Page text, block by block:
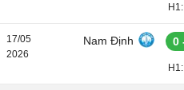
17/05
2026
Nam Định 0